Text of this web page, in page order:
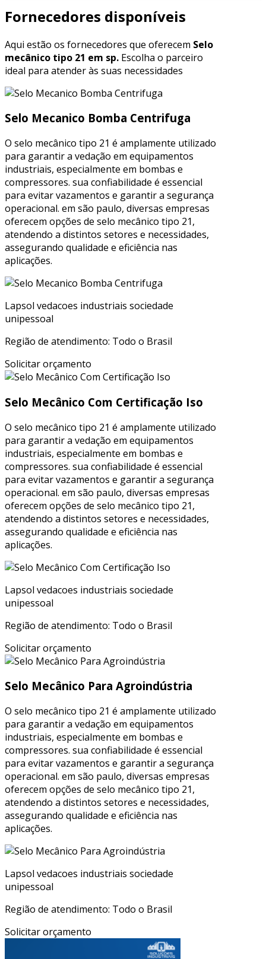
Fornecedores disponíveis
Aqui estão os fornecedores que oferecem Selo
mecânico tipo 21 em sp. Escolha o parceiro
ideal para atender às suas necessidades
Selo Mecanico Bomba Centrifuga
O selo mecânico tipo 21 é amplamente utilizado
para garantir a vedação em equipamentos
industriais, especialmente em bombas e
compressores. sua confiabilidade é essencial
para evitar vazamentos e garantir a segurança
operacional. em são paulo, diversas empresas
oferecem opções de selo mecânico tipo 21,
atendendo a distintos setores e necessidades,
assegurando qualidade e eficiência nas
aplicações.
Lapsol vedacoes industriais sociedade
unipessoal
Região de atendimento: Todo o Brasil
Solicitar orçamento
Selo Mecânico Com Certificação Iso
O selo mecânico tipo 21 é amplamente utilizado
para garantir a vedação em equipamentos
industriais, especialmente em bombas e
compressores. sua confiabilidade é essencial
para evitar vazamentos e garantir a segurança
operacional. em são paulo, diversas empresas
oferecem opções de selo mecânico tipo 21,
atendendo a distintos setores e necessidades,
assegurando qualidade e eficiência nas
aplicações.
Lapsol vedacoes industriais sociedade
unipessoal
Região de atendimento: Todo o Brasil
Solicitar orçamento
Selo Mecânico Para Agroindústria
O selo mecânico tipo 21 é amplamente utilizado
para garantir a vedação em equipamentos
industriais, especialmente em bombas e
compressores. sua confiabilidade é essencial
para evitar vazamentos e garantir a segurança
operacional. em são paulo, diversas empresas
oferecem opções de selo mecânico tipo 21,
atendendo a distintos setores e necessidades,
assegurando qualidade e eficiência nas
aplicações.
Lapsol vedacoes industriais sociedade
unipessoal
Região de atendimento: Todo o Brasil
Solicitar orçamento